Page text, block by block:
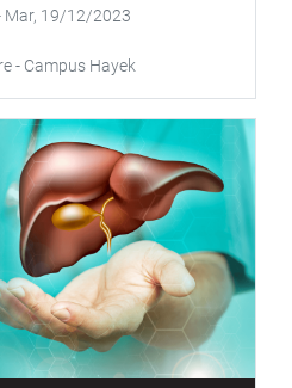
Mar, 19/12/2023
- Campus Hayek